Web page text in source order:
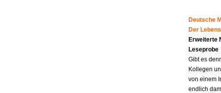
Deutsche
Der
Erweiterte
Leseprobe
Gibt es
Kollegen
von einem
endlich